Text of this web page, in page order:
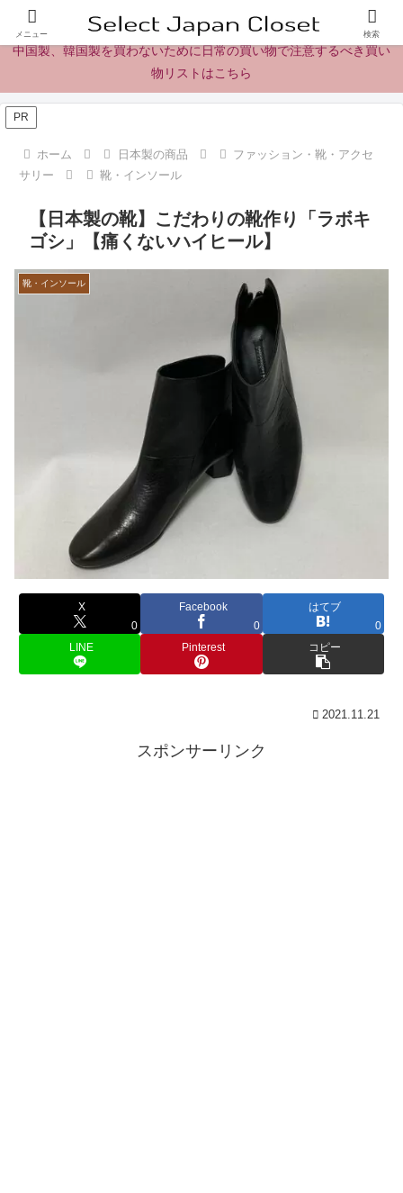
日本製の商品、製品、食品レビューとニュース
中国製、韓国製を買わないために日常の買い物で注意するべき買い
物リストはこちら
PR
ホーム 日本製の商品
ファッション・靴・アクセ
サリー
靴・インソール
【日本製の靴】こだわりの靴作り「ラボキ
ゴシ」【痛くないハイヒール】
靴・インソール
X
0
Facebook
0
はてブ
0
LINE
Pinterest コピー
2021.11.21
スポンサーリンク
メニュー 検索